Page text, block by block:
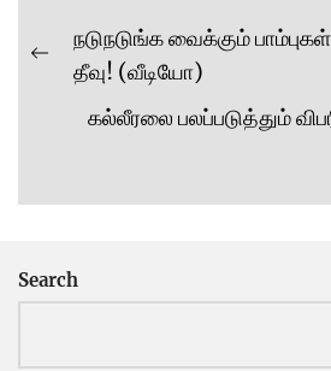
Post
navigation
Previous
நடுநடுங்க வைக்கும்
தீவு! (வீடியோ)
கல்லீரலை பலப்படுத்தும்
Search